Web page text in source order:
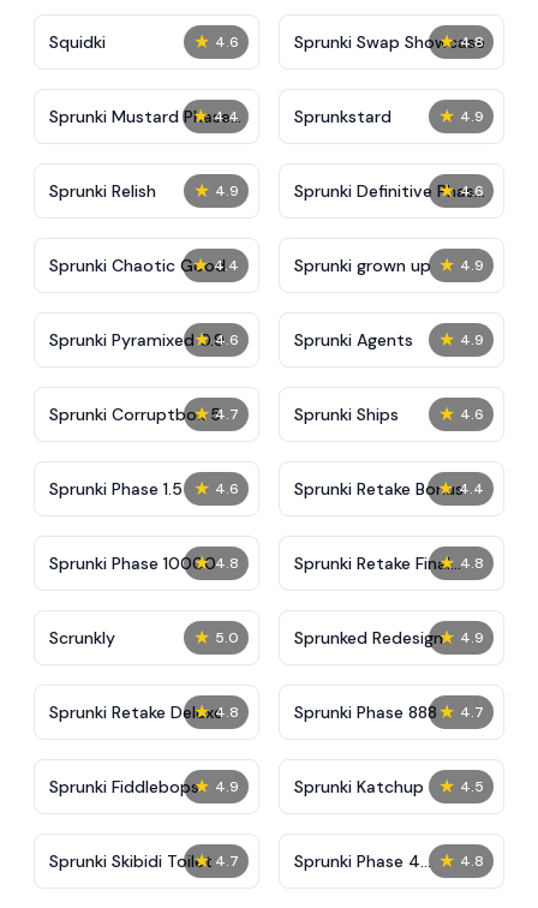
★ 4.6
Squidki ★ 4.8
Sprunki Swap Showcase
★ 4.4
Sprunki Mustard Phase
2
★ 4.9
Sprunkstard
★ 4.9
Sprunki Relish ★ 4.6
Sprunki Definitive Phase
7
★ 4.4
Sprunki Chaotic Good ★ 4.9
Sprunki grown up
★ 4.6
Sprunki Pyramixed 0.9 ★ 4.9
Sprunki Agents
★ 4.7
Sprunki Corruptbox 5 ★ 4.6
Sprunki Ships
★ 4.6
Sprunki Phase 1.5 ★ 4.4
Sprunki Retake Bonus
★ 4.8
Sprunki Phase 10000 ★ 4.8
Sprunki Retake Final
Update
★ 5.0
Scrunkly ★ 4.9
Sprunked Redesign
★ 4.8
Sprunki Retake Deluxe ★ 4.7
Sprunki Phase 888
★ 4.9
Sprunki Fiddlebops ★ 4.5
Sprunki Katchup
★ 4.7
Sprunki Skibidi Toilet ★ 4.8
Sprunki Phase 4
Definitive